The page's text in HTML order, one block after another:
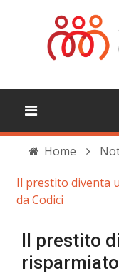
Home
Il prestito diventa
da Codici
Il prestito